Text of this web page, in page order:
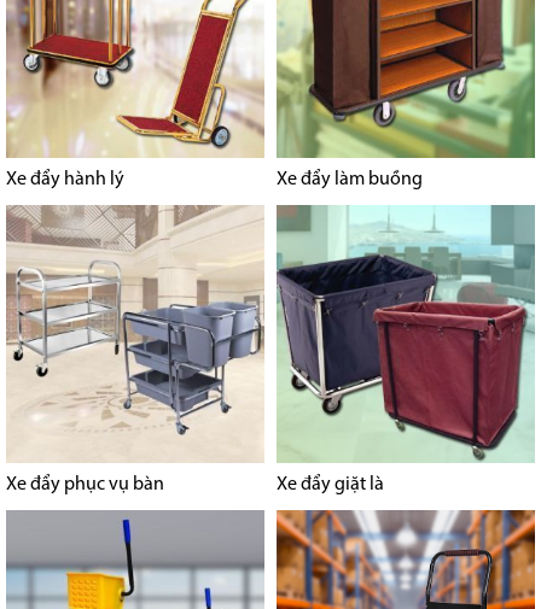
Xe đẩy hành lý Xe đẩy làm buồng
Xe đẩy phục vụ bàn Xe đẩy giặt là